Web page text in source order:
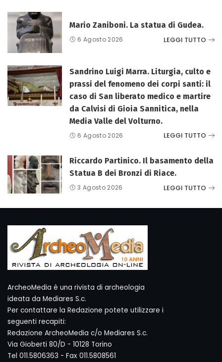
Mario Zaniboni. La statua di Gudea.
6 Agosto 2026 LEGGI TUTTO
Sandrino Luigi Marra. Liturgia, culto e
prassi del fenomeno dei corpi santi: il
caso di San liberato medico e martire
da Calvisi di Gioia Sannitica, nella
Media Valle del Volturno.
6 Agosto 2026 LEGGI TUTTO
Riccardo Partinico. Il basamento della
Statua B dei Bronzi di Riace.
3 Agosto 2026 LEGGI TUTTO
ArcheoMedia è una rivista di archeologia
ideata da Mediares S.c.
Per contattare la Redazione potete utilizzare i
seguenti recapiti:
Redazione ArcheoMedia c/o Mediares S.c.
Via Gioberti 80/D - 10128 Torino
Tel 011.5806363 - Fax 011.5808561